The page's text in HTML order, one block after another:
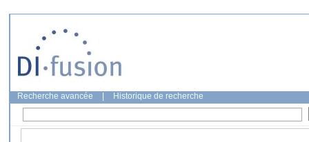
Recherche avancée Historique de recherche